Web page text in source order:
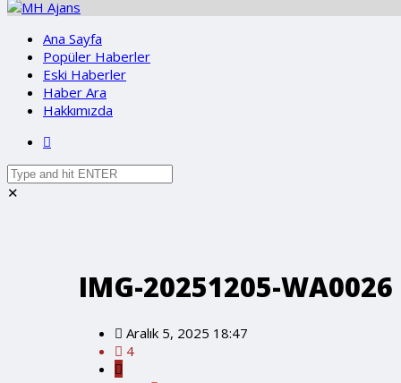
Ana Sayfa
Popüler Haberler
Eski Haberler
Haber Ara
Hakkımızda
✕
IMG-20251205-WA0026
Aralık 5, 2025 18:47
4